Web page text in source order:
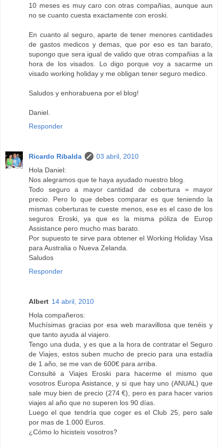
10 meses es muy caro con otras compañias, aunque aun
no se cuanto cuesta exactamente con eroski.
En cuanto al seguro, aparte de tener menores cantidades
de gastos medicos y demas, que por eso es tan barato,
supongo que sera igual de valido que otras compañias a la
hora de los visados. Lo digo porque voy a sacarme un
visado working holiday y me obligan tener seguro medico.
Saludos y enhorabuena por el blog!
Daniel.
Responder
Ricardo Ribalda
03 abril, 2010
Hola Daniel:
Nos alegramos que te haya ayudado nuestro blog.
Todo seguro a mayor cantidad de cobertura = mayor
precio. Pero lo que debes comparar es que teniendo la
mismas coberturas te cueste menos, ese es el caso de los
seguros Eroski, ya que es la misma póliza de Europ
Assistance pero mucho mas barato.
Por supuesto te sirve para obtener el Working Holiday Visa
para Australia o Nueva Zelanda.
Saludos
Responder
Albert 14 abril, 2010
Hola compañeros:
Muchísimas gracias por esa web maravillosa que tenéis y
que tanto ayuda al viajero.
Tengo una duda, y es que a la hora de contratar el Seguro
de Viajes, estos suben mucho de precio para una estadía
de 1 año, se me van de 600€ para arriba.
Consulté a Viajes Eroski para hacerme el mismo que
vosotros Europa Asistance, y si que hay uno (ANUAL) que
sale muy bien de precio (274 €), pero es para hacer varios
viajes al año que no superen los 90 días.
Luego el que tendría que coger es el Club 25, pero sale
por mas de 1.000 Euros.
¿Cómo lo hicisteis vosotros?